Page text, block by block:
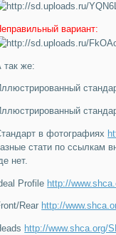
вариант:
так же:
в фотографиях
стати по ссылкам
нет.
Profile http://
Rear http://
http://www.shca.org/